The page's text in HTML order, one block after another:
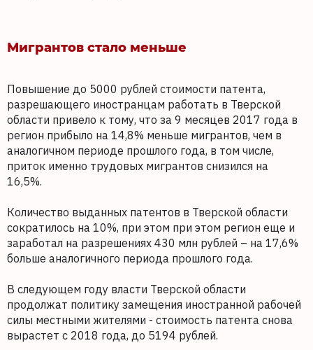
Мигрантов стало меньше
Повышение до 5000 рублей стоимости патента,
разрешающего иностранцам работать в Тверской
области привело к тому, что за 9 месяцев 2017 года в
регион прибыло на 14,8% меньше мигрантов, чем в
аналогичном периоде прошлого года, в том числе,
приток именно трудовых мигрантов снизился на
16,5%.
Количество выданных патентов в Тверской области
сократилось на 10%, при этом при этом регион еще и
заработал на разрешениях 430 млн рублей – на 17,6%
больше аналогичного периода прошлого года.
В следующем году власти Тверской области
продолжат политику замещения иностранной рабочей
силы местными жителями - стоимость патента снова
вырастет с 2018 года, до 5194 рублей.